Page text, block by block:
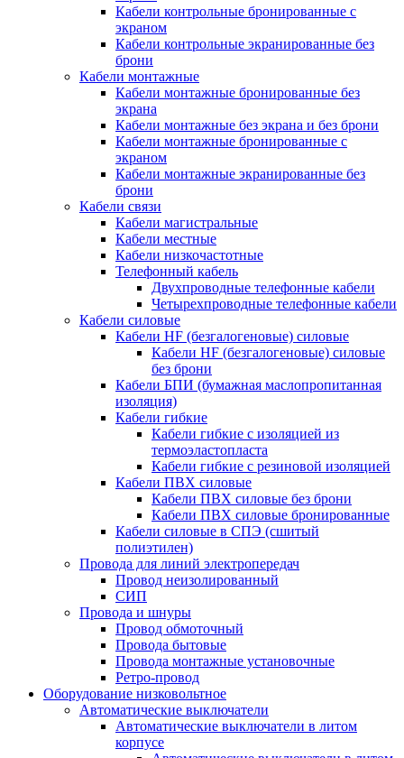
Кабели контрольные бронированные с
экраном
Кабели контрольные экранированные без
брони
Кабели монтажные
Кабели монтажные бронированные без
экрана
Кабели монтажные без экрана и без брони
Кабели монтажные бронированные с
экраном
Кабели монтажные экранированные без
брони
Кабели связи
Кабели магистральные
Кабели местные
Кабели низкочастотные
Телефонный кабель
Двухпроводные телефонные кабели
Четырехпроводные телефонные кабели
Кабели силовые
Кабели HF (безгалогеновые) силовые
Кабели HF (безгалогеновые) силовые
без брони
Кабели БПИ (бумажная маслопропитанная
изоляция)
Кабели гибкие
Кабели гибкие с изоляцией из
термоэластопласта
Кабели гибкие с резиновой изоляцией
Кабели ПВХ силовые
Кабели ПВХ силовые без брони
Кабели ПВХ силовые бронированные
Кабели силовые в СПЭ (сшитый
полиэтилен)
Провода для линий электропередач
Провод неизолированный
СИП
Провода и шнуры
Провод обмоточный
Провода бытовые
Провода монтажные установочные
Ретро-провод
Оборудование низковольтное
Автоматические выключатели
Автоматические выключатели в литом
корпусе